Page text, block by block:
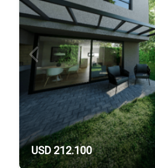
USD 212.100